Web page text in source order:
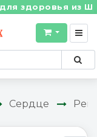
из
Сердце